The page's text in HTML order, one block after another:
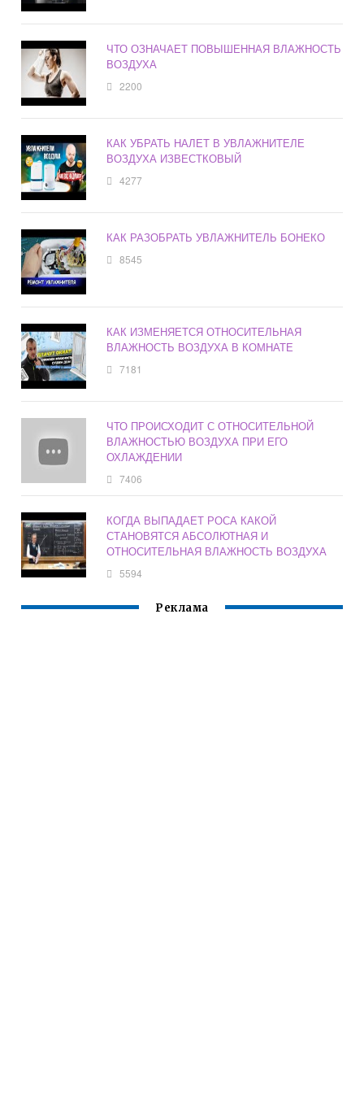
ЧТО ОЗНАЧАЕТ ПОВЫШЕННАЯ ВЛАЖНОСТЬ
ВОЗДУХА
2200
КАК УБРАТЬ НАЛЕТ В УВЛАЖНИТЕЛЕ
ВОЗДУХА ИЗВЕСТКОВЫЙ
4277
КАК РАЗОБРАТЬ УВЛАЖНИТЕЛЬ БОНЕКО
8545
КАК ИЗМЕНЯЕТСЯ ОТНОСИТЕЛЬНАЯ
ВЛАЖНОСТЬ ВОЗДУХА В КОМНАТЕ
7181
ЧТО ПРОИСХОДИТ С ОТНОСИТЕЛЬНОЙ
ВЛАЖНОСТЬЮ ВОЗДУХА ПРИ ЕГО
ОХЛАЖДЕНИИ
7406
КОГДА ВЫПАДАЕТ РОСА КАКОЙ
СТАНОВЯТСЯ АБСОЛЮТНАЯ И
ОТНОСИТЕЛЬНАЯ ВЛАЖНОСТЬ ВОЗДУХА
5594
Реклама